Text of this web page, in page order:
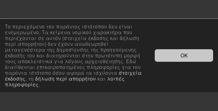
OK
Το περιεχόμενο του παρόντος ιστότοπου δεν είναι
ενημερωμένο. Τα κείμενα νομικού χαρακτήρα που
περιέχονται σε αυτόν (στοιχεία έκδοσης και δήλωση
περί απορρήτου) δεν έχουν αναθεωρηθεί
μεταγενέστερα της δημοσίευσης της προηγούμενης
έκδοσής του και διατηρούνται στην πρωτότυπη μορφή
τους αποκλειστικά για λόγους αρχειοθέτησης. Εδώ
διατίθενται επικαιροποιημένες πληροφορίες για τον
παρόντα ιστότοπο όσον αφορά τα ισχύοντα στοιχεία
έκδοσης, τη δήλωση περί απορρήτου και λοιπές
πληροφορίες.